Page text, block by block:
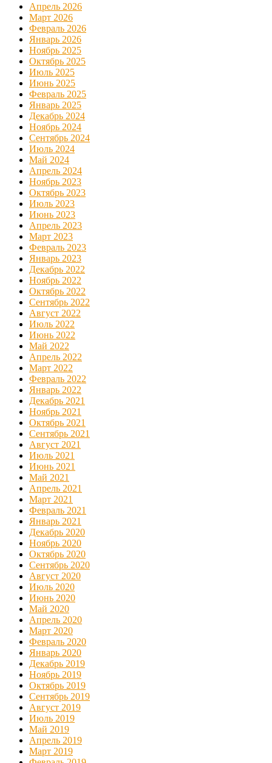
Апрель 2026
Март 2026
Февраль 2026
Январь 2026
Ноябрь 2025
Октябрь 2025
Июль 2025
Июнь 2025
Февраль 2025
Январь 2025
Декабрь 2024
Ноябрь 2024
Сентябрь 2024
Июль 2024
Май 2024
Апрель 2024
Ноябрь 2023
Октябрь 2023
Июль 2023
Июнь 2023
Апрель 2023
Март 2023
Февраль 2023
Январь 2023
Декабрь 2022
Ноябрь 2022
Октябрь 2022
Сентябрь 2022
Август 2022
Июль 2022
Июнь 2022
Май 2022
Апрель 2022
Март 2022
Февраль 2022
Январь 2022
Декабрь 2021
Ноябрь 2021
Октябрь 2021
Сентябрь 2021
Август 2021
Июль 2021
Июнь 2021
Май 2021
Апрель 2021
Март 2021
Февраль 2021
Январь 2021
Декабрь 2020
Ноябрь 2020
Октябрь 2020
Сентябрь 2020
Август 2020
Июль 2020
Июнь 2020
Май 2020
Апрель 2020
Март 2020
Февраль 2020
Январь 2020
Декабрь 2019
Ноябрь 2019
Октябрь 2019
Сентябрь 2019
Август 2019
Июль 2019
Май 2019
Апрель 2019
Март 2019